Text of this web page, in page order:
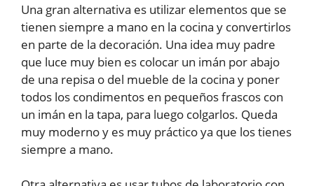
Una gran alternativa es utilizar elementos que se
tienen siempre a mano en la cocina y convertirlos
en parte de la decoración. Una idea muy padre
que luce muy bien es colocar un imán por abajo
de una repisa o del mueble de la cocina y poner
todos los condimentos en pequeños frascos con
un imán en la tapa, para luego colgarlos. Queda
muy moderno y es muy práctico ya que los tienes
siempre a mano.